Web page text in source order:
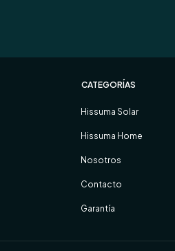
CATEGORÍAS
Hissuma Solar
Hissuma Home
Nosotros
Contacto
Garantía